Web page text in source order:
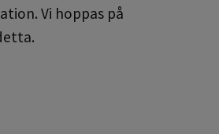
Vi hoppas på